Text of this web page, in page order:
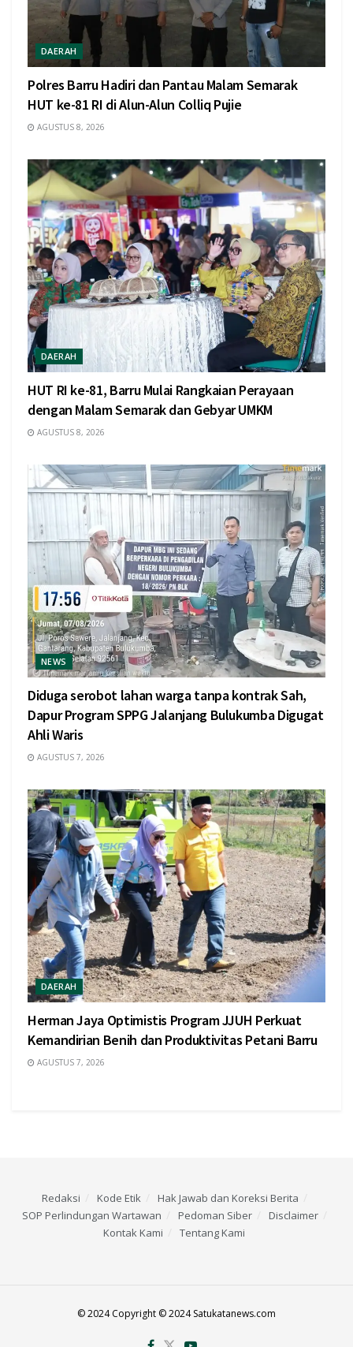
DAERAH
Polres Barru Hadiri dan Pantau Malam Semarak
HUT ke-81 RI di Alun-Alun Colliq Pujie
AGUSTUS 8, 2026
DAERAH
HUT RI ke-81, Barru Mulai Rangkaian Perayaan
dengan Malam Semarak dan Gebyar UMKM
AGUSTUS 8, 2026
NEWS
Diduga serobot lahan warga tanpa kontrak Sah,
Dapur Program SPPG Jalanjang Bulukumba Digugat
Ahli Waris
AGUSTUS 7, 2026
DAERAH
Herman Jaya Optimistis Program JJUH Perkuat
Kemandirian Benih dan Produktivitas Petani Barru
AGUSTUS 7, 2026
Redaksi Kode Etik
Hak Jawab dan Koreksi Berita
SOP Perlindungan Wartawan
Pedoman Siber
Disclaimer
Kontak Kami
Tentang Kami
© 2024 Copyright © 2024 Satukatanews.com